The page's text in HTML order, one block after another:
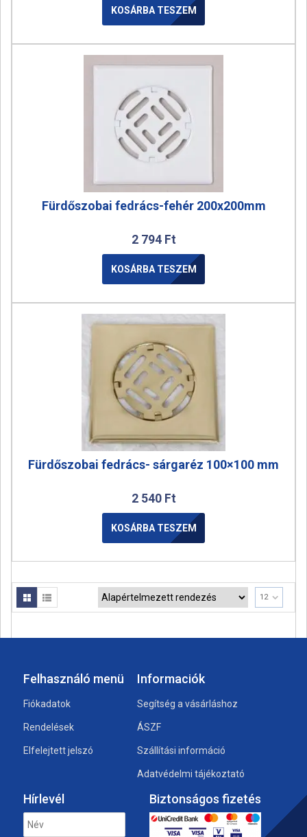
KOSÁRBA TESZEM
Fürdőszobai fedrács-fehér 200x200mm
2 794 Ft
KOSÁRBA TESZEM
Fürdőszobai fedrács- sárgaréz 100×100 mm
2 540 Ft
KOSÁRBA TESZEM
12
Felhasználó menü
Fiókadatok
Rendelések
Elfelejtett jelszó
Informaciók
Segítség a vásárláshoz
ÁSZF
Szállítási információ
Adatvédelmi tájékoztató
Hírlevél Biztonságos fizetés